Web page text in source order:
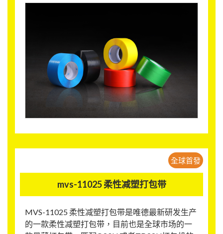
全球首發
mvs-11025 柔性减塑打包带
MVS-11025 柔性减塑打包带是唯德最新研发生产
的一款柔性减塑打包带，目前也是全球市场的一